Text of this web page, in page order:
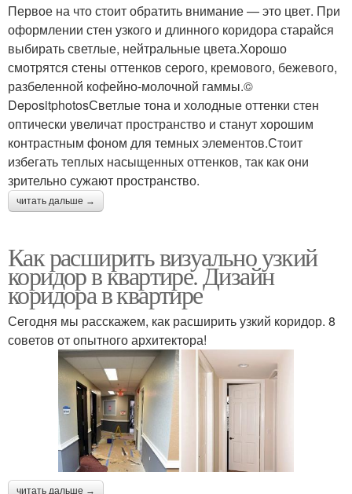
Первое на что стоит обратить внимание — это цвет. При
оформлении стен узкого и длинного коридора старайся
выбирать светлые, нейтральные цвета.Хорошо
смотрятся стены оттенков серого, кремового, бежевого,
разбеленной кофейно-молочной гаммы.©
DepositphotosСветлые тона и холодные оттенки стен
оптически увеличат пространство и станут хорошим
контрастным фоном для темных элементов.Стоит
избегать теплых насыщенных оттенков, так как они
зрительно сужают пространство.
читать дальше →
Как расширить визуально узкий
коридор в квартире. Дизайн
коридора в квартире
Сегодня мы расскажем, как расширить узкий коридор. 8
советов от опытного архитектора!
читать дальше →